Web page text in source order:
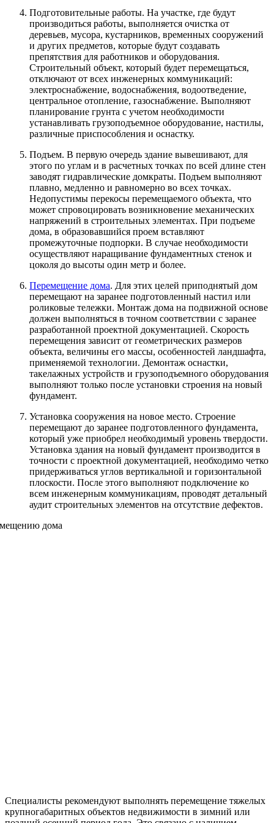
Подготовительные работы. На участке, где будут
производиться работы, выполняется очистка от
деревьев, мусора, кустарников, временных сооружений
и других предметов, которые будут создавать
препятствия для работников и оборудования.
Строительный объект, который будет перемещаться,
отключают от всех инженерных коммуникаций:
электроснабжение, водоснабжения, водоотведение,
центральное отопление, газоснабжение. Выполняют
планирование грунта с учетом необходимости
устанавливать грузоподъемное оборудование, настилы,
различные приспособления и оснастку.
Подъем. В первую очередь здание вывешивают, для
этого по углам и в расчетных точках по всей длине стен
заводят гидравлические домкраты. Подъем выполняют
плавно, медленно и равномерно во всех точках.
Недопустимы перекосы перемещаемого объекта, что
может спровоцировать возникновение механических
напряжений в строительных элементах. При подъеме
дома, в образовавшийся проем вставляют
промежуточные подпорки. В случае необходимости
осуществляют наращивание фундаментных стенок и
цоколя до высоты один метр и более.
Перемещение дома. Для этих целей приподнятый дом
перемещают на заранее подготовленный настил или
роликовые тележки. Монтаж дома на подвижной основе
должен выполняться в точном соответствии с заранее
разработанной проектной документацией. Скорость
перемещения зависит от геометрических размеров
объекта, величины его массы, особенностей ландшафта,
применяемой технологии. Демонтаж оснастки,
такелажных устройств и грузоподъемного оборудования
выполняют только после установки строения на новый
фундамент.
Установка сооружения на новое место. Строение
перемещают до заранее подготовленного фундамента,
который уже приобрел необходимый уровень твердости.
Установка здания на новый фундамент производится в
точности с проектной документацией, необходимо четко
придерживаться углов вертикальной и горизонтальной
плоскости. После этого выполняют подключение ко
всем инженерным коммуникациям, проводят детальный
аудит строительных элементов на отсутствие дефектов.
Специалисты рекомендуют выполнять перемещение тяжелых
крупногабаритных объектов недвижимости в зимний или